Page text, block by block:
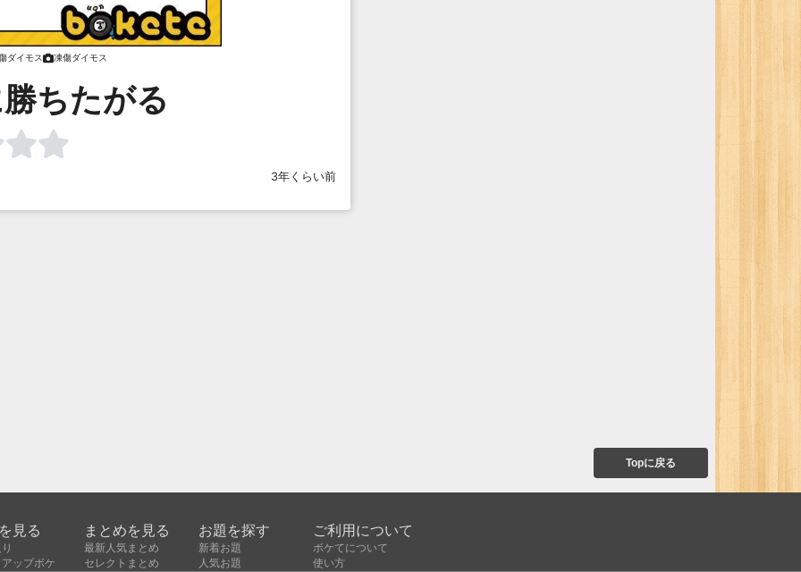
ダイモス 凍傷ダイモス
ちたがる
3年くらい前
Topに戻る
見る
ップボケ
まとめを見る
最新人気まとめ
セレクトまとめ
お題を探す
新着お題
人気お題
ご利用について
ボケてについて
使い方